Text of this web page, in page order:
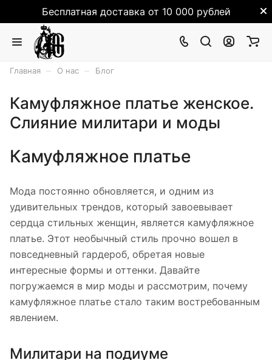
Бесплатная доставка от 10 000 рублей
Главная О нас Блог
Камуфляжное платье женское.
Слияние милитари и моды
Камуфляжное платье
Мода постоянно обновляется, и одним из
удивительных трендов, который завоевывает
сердца стильных женщин, является камуфляжное
платье. Этот необычный стиль прочно вошел в
повседневный гардероб, обретая новые
интересные формы и оттенки. Давайте
погружаемся в мир моды и рассмотрим, почему
камуфляжное платье стало таким востребованным
явлением.
Милитари на подиуме